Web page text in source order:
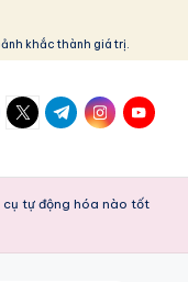
khắc thành giá trị.
twitter.com
t.me
cụ tự động hóa nào tốt